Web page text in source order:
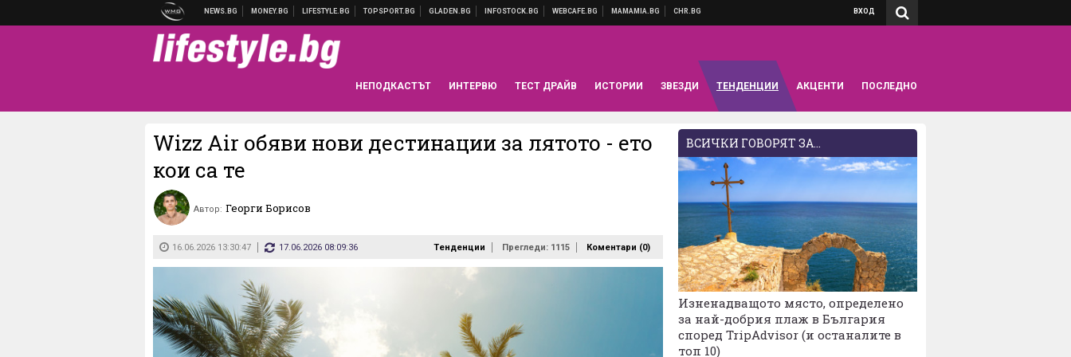
ВХОД
НЕПОДКАСТЪТ ИНТЕРВЮ ТЕСТ ДРАЙВ ИСТОРИИ ЗВЕЗДИ ТЕНДЕНЦИИ АКЦЕНТИ ПОСЛЕДНО
Wizz Air обяви нови дестинации за лятото - ето
кои са те
Автор: Георги Борисов
16.06.2026 13:30:47 17.06.2026 08:09:36 Тенденции Прегледи: 1115 Коментари (0)
ВСИЧКИ ГОВОРЯТ ЗА...
Изненадващото място, определено
за най-добрия плаж в България
според TripAdvisor (и останалите в
топ 10)